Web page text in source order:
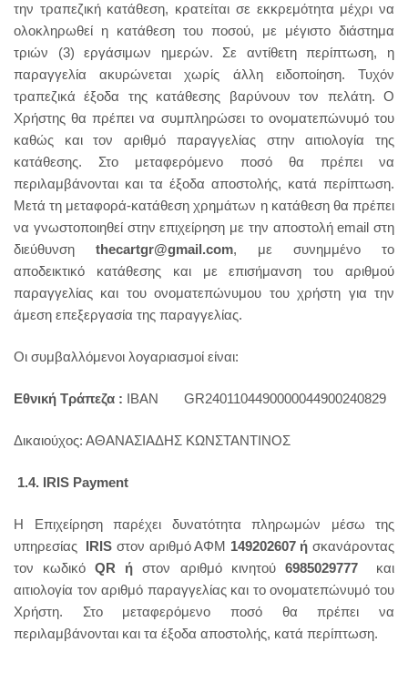
την τραπεζική κατάθεση, κρατείται σε εκκρεμότητα μέχρι να
ολοκληρωθεί η κατάθεση του ποσού, με μέγιστο διάστημα
τριών (3) εργάσιμων ημερών. Σε αντίθετη περίπτωση, η
παραγγελία ακυρώνεται χωρίς άλλη ειδοποίηση. Τυχόν
τραπεζικά έξοδα της κατάθεσης βαρύνουν τον πελάτη. Ο
Χρήστης θα πρέπει να συμπληρώσει το ονοματεπώνυμό του
καθώς και τον αριθμό παραγγελίας στην αιτιολογία της
κατάθεσης. Στο μεταφερόμενο ποσό θα πρέπει να
περιλαμβάνονται και τα έξοδα αποστολής, κατά περίπτωση.
Μετά τη μεταφορά-κατάθεση χρημάτων η κατάθεση θα πρέπει
να γνωστοποιηθεί στην επιχείρηση με την αποστολή email στη
διεύθυνση thecartgr@gmail.com, με συνημμένο το
αποδεικτικό κατάθεσης και με επισήμανση του αριθμού
παραγγελίας και του ονοματεπώνυμου του χρήστη για την
άμεση επεξεργασία της παραγγελίας.
Οι συμβαλλόμενοι λογαριασμοί είναι:
Εθνική Τράπεζα : IBAN GR2401104490000044900240829
Δικαιούχος: ΑΘΑΝΑΣΙΑΔΗΣ ΚΩΝΣΤΑΝΤΙΝΟΣ
1.4. Ι RIS Payment
H Επιχείρηση παρέχει δυνατότητα πληρωμών μέσω της
υπηρεσίας
IRIS στον αριθμό ΑΦΜ 149202607 ή σκανάροντας
τον κωδικόQR ήστον αριθμό κινητού 6985029777
και
αιτιολογία τον αριθμό παραγγελίας και το ονοματεπώνυμό του
Χρήστη. Στο μεταφερόμενο ποσό θα πρέπει να
περιλαμβάνονται και τα έξοδα αποστολής, κατά περίπτωση.